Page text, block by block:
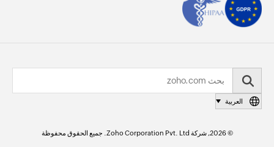
العربية
© 2026, شركة Zoho Corporation Pvt. Ltd. جميع الحقوق محفوظة